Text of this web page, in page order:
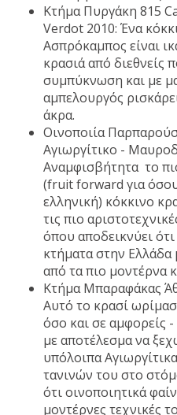
Κτήμα Πυργάκη 815
Verdot 2010: Ένα
Ασπρόκαμπος είναι
κρασιά από διεθνείς
συμπύκνωση και με
αμπελουργός
άκρα.
Οινοποιία
Αγιωργίτικο -
Αναμφισβήτητα το
(fruit forward για
ελληνική) κόκκινο
τις πιο
όπου αποδεικνύει
κτήματα στην Ελλάδα
από τα πιο μοντέρνα
Κτήμα Μπαραφάκας
Αυτό το κρασί
όσο και σε αμφορείς
με αποτέλεσμα να
υπόλοιπα
τανινών του στο
ότι οινοποιητικά
μοντέρνες τεχνικές